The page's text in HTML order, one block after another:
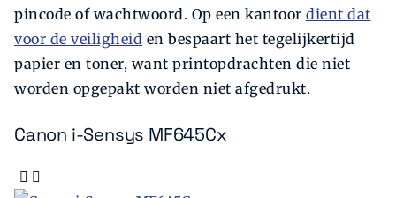
pincode of wachtwoord. Op een kantoor dient dat
voor de veiligheid en bespaart het tegelijkertijd
papier en toner, want print­opdrachten die niet
worden opgepakt worden niet afgedrukt.
Canon i-Sensys MF645Cx